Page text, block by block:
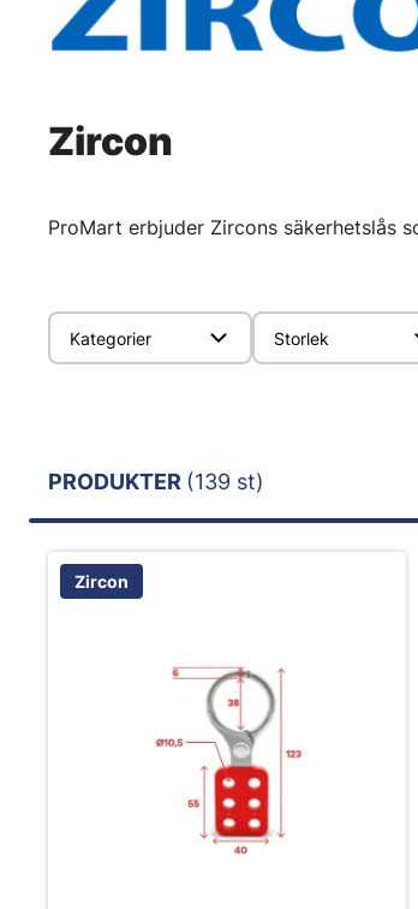
Zircon
ProMart erbjuder Zircons säkerhetslås
Kategorier Storlek
PRODUKTER (139 st)
Zircon